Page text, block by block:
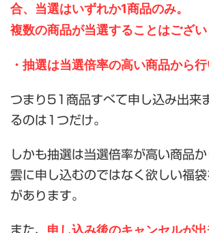
合、当選はいずれか1商品のみ。
複数の商品が当選することはござい
・抽選は当選倍率の高い商品から行
つまり51商品すべて申し込み出来
るのは1つだけ。
しかも抽選は当選倍率が高い商品
雲に申し込むのではなく欲しい福
があります。
また、 申し込み後のキャンセルが